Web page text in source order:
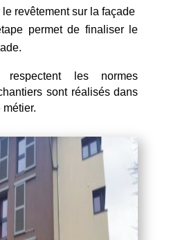
revêtement sur la façade
permet de finaliser le
les normes
sont réalisés dans
métier.